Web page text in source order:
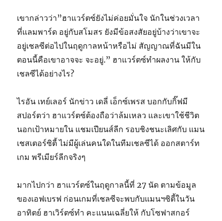
เขากล่าวว่า”ฮาแวร์ตซ์ยังไม่ค่อยมั่นใจ นักในช่วงเวลา
ที่แลมพาร์ด อยู่กับสโมสร ยังมีข้อสงสัยอยู่บ้างว่าเขาจะ
อยู่เชลซีต่อไปในฤดูกาลหน้าหรือไม่ สัญญาณที่ฉันมีใน
ตอนนี้คือเขาอาจจะ จะอยู่.” ฮาแวร์ตซ์ทำผลงาน ให้กับ
เชลซีได้อย่างไร?
ไรอัน เทย์เลอร์ นักข่าว เดลี่ เอ็กซ์เพรส บอกกับกิ๊ฟมี
สปอร์ตว่า ฮาแวร์ตซ์ต้องถือว่าล้มเหลว และเขาใช้ชีวิต
นอกเป้าหมายใน แชมเปียนส์ลีก รอบชิงชนะเลิศกับ แมน
เชสเตอร์ซิตี้ ไม่มีผู้เล่นคนใดในทีมเชลซีได้ ออกสตาร์ท
เกม พรีเมียร์ลีกจริงๆ
มากไปกว่า ฮาแวร์ตซ์ในฤดูกาลนี้ที่ 27 นัด ตามข้อมูล
ของเอฟเบรฟ ก่อนเกมที่เชลซีจะพบกับแมนฯซิตี้ในวัน
อาทิตย์ ฮาเวิร์ตซ์ทำ คะแนนเฉลี่ยให้ กับโซฟาสกอร์